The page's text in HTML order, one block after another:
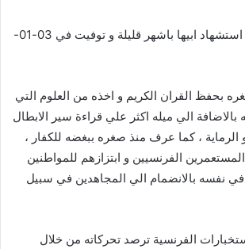
وقد ولدت تمني قبل استشهاد ابيها باشهر قليلة و توفيت في 03-01-
بحفظ القران الكريم و اخذه من العلوم التي
الي ميله اكثر علي قراءة سير الابطال
الرماية ، كما عرف منذ صغره ببغضه للكفار ،
الفرنسيين و ابتزازهم للمواطنين
في نفسه بالانضمام الي المجاهدين في سبيل
الفرنسية ترصد تحركاته من خلال